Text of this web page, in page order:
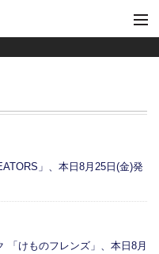
」、本日8月25日(金)発
「けものフレンズ」、本日8月